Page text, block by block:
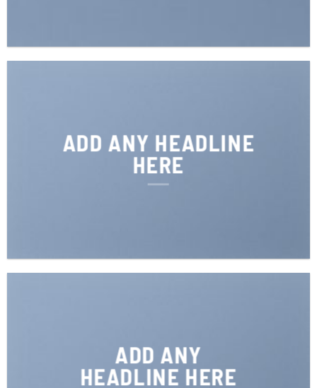
ADD ANY HEADLINE
HERE
ADD ANY
HEADLINE HERE